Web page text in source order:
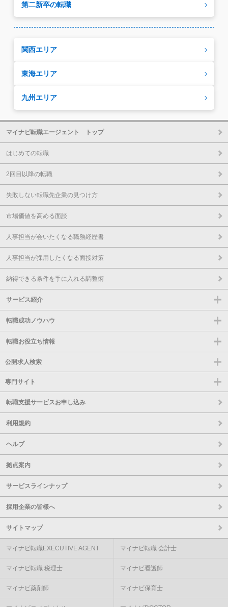
第二新卒の転職
関西エリア
東海エリア
九州エリア
マイナビ転職エージェント トップ
はじめての転職
2回目以降の転職
失敗しない転職先企業の見つけ方
市場価値を高める面談
人事担当が会いたくなる職務経歴書
人事担当が採用したくなる面接対策
納得できる条件を手に入れる調整術
サービス紹介
転職成功ノウハウ
転職お役立ち情報
公開求人検索
専門サイト
転職支援サービスお申し込み
利用規約
ヘルプ
拠点案内
サービスラインナップ
採用企業の皆様へ
サイトマップ
マイナビ転職EXECUTIVE AGENT マイナビ転職 会計士
マイナビ転職 税理士 マイナビ看護師
マイナビ薬剤師 マイナビ保育士